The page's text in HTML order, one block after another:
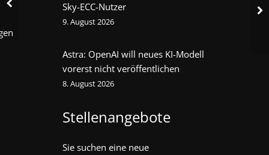
Sky-ECC-Nutzer
9. August 2026
Astra: OpenAI will neues KI-Modell
vorerst nicht veröffentlichen
8. August 2026
Stellenangebote
Sie suchen eine neue